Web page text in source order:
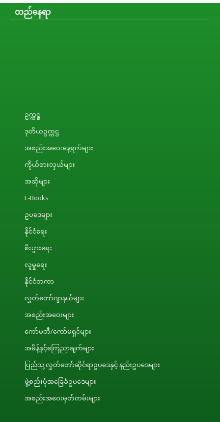
တည်နေရာ
ဥက္ကဋ္ဌ
ဒုတိယဥက္ကဋ္ဌ
အစည်းအဝေးနေ့ရက်များ
ကိုယ်စားလှယ်များ
အဆိုများ
E-Books
ဥပဒေများ
နိုင်ငံရေး
စီးပွားရေး
လူမှုရေး
နိုင်ငံတကာ
လွှတ်တော်ဂျာနယ်များ
အစည်းအဝေးများ
ကော်မတီ/ကော်မရှင်များ
အမိန့်နှင့်ကြေညာချက်များ
ပြည်သူ့လွှတ်တော်ဆိုင်ရာဥပဒေနှင့် နည်းဥပဒေများ
ဖွဲ့စည်းပုံအခြေခံဥပဒေများ
အစည်းအဝေးမှတ်တမ်းများ